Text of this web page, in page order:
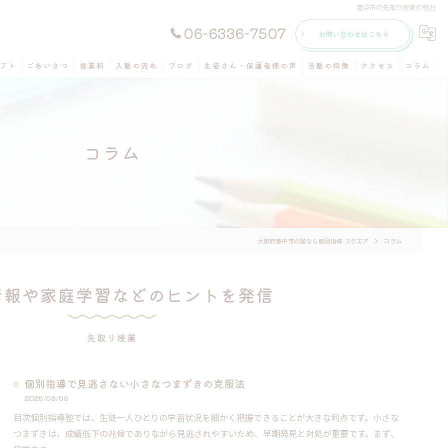
豊中市の先取り授業の魅力
06-6336-7507 お問い合わせはこちら
ト ごあいさつ 授業料 入塾の流れ ブログ 生徒さん・保護者様の声 当塾の特徴 アクセス コラム
コラム
大阪府豊中市の塾なら個別指導 スクエア コラム
や家庭学習などのヒントを発信
先取り授業
個別指導で見逃さない小さなつまずきの克服法
2026/08/06
目次個別指導塾では、生徒一人ひとりの学習状況を細かく把握できることが大きな利点です。小さな
つまずきは、成績低下の兆候でありながら見逃されやすいため、早期発見と対処が重要です。まず、